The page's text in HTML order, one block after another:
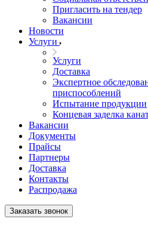
Пригласить на тендер
Вакансии
Новости
Услуги
Услуги
Доставка
Экспертное
приспособлений
Испытание продукции
Концевая заделка
Вакансии
Документы
Прайсы
Партнеры
Доставка
Контакты
Распродажа
Заказать звонок